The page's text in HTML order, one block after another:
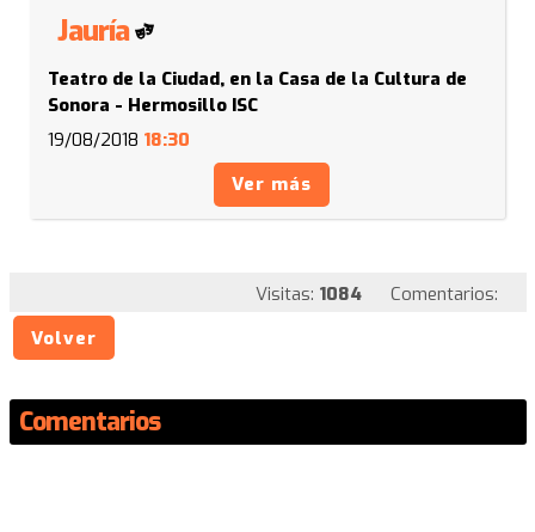
Jauría
Teatro de la Ciudad, en la Casa de la Cultura de
Sonora - Hermosillo ISC
19/08/2018 18:30
Ver más
Visitas: 1084
Comentarios:
Volver
Comentarios